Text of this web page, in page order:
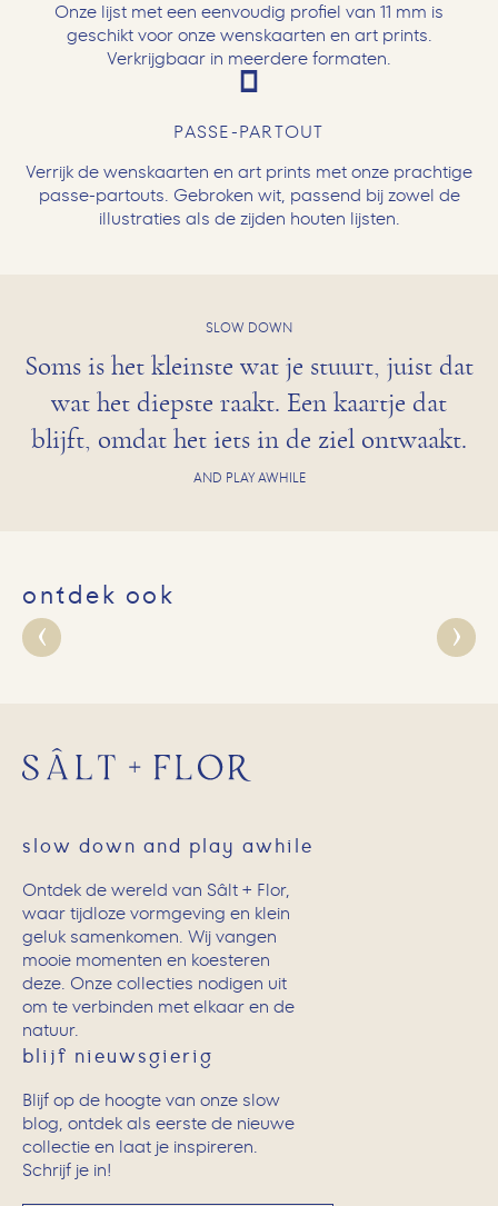
Onze lijst met een eenvoudig profiel van 11 mm is
geschikt voor onze wenskaarten en art prints.
Verkrijgbaar in meerdere formaten.
PASSE-PARTOUT
Verrijk de wenskaarten en art prints met onze prachtige
passe-partouts. Gebroken wit, passend bij zowel de
illustraties als de zijden houten lijsten.
SLOW DOWN
Soms is het kleinste wat je stuurt, juist dat
wat het diepste raakt. Een kaartje dat
blijft, omdat het iets in de ziel ontwaakt.
AND PLAY AWHILE
ontdek ook
slow down and play awhile
Ontdek de wereld van Sâlt + Flor,
waar tijdloze vormgeving en klein
geluk samenkomen. Wij vangen
mooie momenten en koesteren
deze. Onze collecties nodigen uit
om te verbinden met elkaar en de
natuur.
blijf nieuwsgierig
Blijf op de hoogte van onze slow
blog, ontdek als eerste de nieuwe
collectie en laat je inspireren.
Schrijf je in!